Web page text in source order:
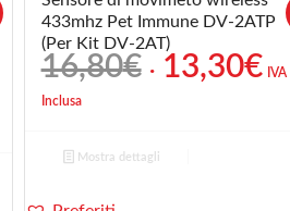
433mhz Pet Immune DV-2ATP
(Per Kit DV-2AT)
16,80€ Il
prezzo
era:
16,80€.
13,30€IlIVA
Inclusa
Mostra dettagli